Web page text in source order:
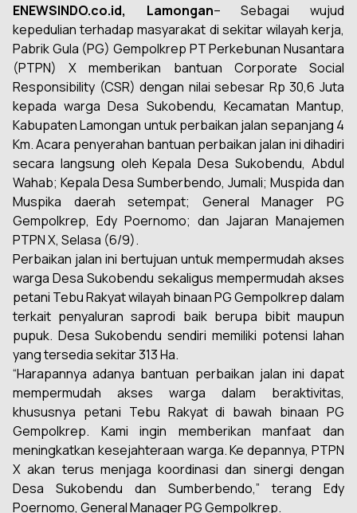
ENEWSINDO.co.id, Lamongan– Sebagai wujud
kepedulian terhadap masyarakat di sekitar wilayah kerja,
Pabrik Gula (PG) Gempolkrep PT Perkebunan Nusantara
(PTPN) X memberikan bantuan Corporate Social
Responsibility (CSR) dengan nilai sebesar Rp 30,6 Juta
kepada warga Desa Sukobendu, Kecamatan Mantup,
Kabupaten Lamongan untuk perbaikan jalan sepanjang 4
Km. Acara penyerahan bantuan perbaikan jalan ini dihadiri
secara langsung oleh Kepala Desa Sukobendu, Abdul
Wahab; Kepala Desa Sumberbendo, Jumali; Muspida dan
Muspika daerah setempat; General Manager PG
Gempolkrep, Edy Poernomo; dan Jajaran Manajemen
PTPN X, Selasa (6/9).
Perbaikan jalan ini bertujuan untuk mempermudah akses
warga Desa Sukobendu sekaligus mempermudah akses
petani Tebu Rakyat wilayah binaan PG Gempolkrep dalam
terkait penyaluran saprodi baik berupa bibit maupun
pupuk. Desa Sukobendu sendiri memiliki potensi lahan
yang tersedia sekitar 313 Ha.
“Harapannya adanya bantuan perbaikan jalan ini dapat
mempermudah akses warga dalam beraktivitas,
khususnya petani Tebu Rakyat di bawah binaan PG
Gempolkrep. Kami ingin memberikan manfaat dan
meningkatkan kesejahteraan warga. Ke depannya, PTPN
X akan terus menjaga koordinasi dan sinergi dengan
Desa Sukobendu dan Sumberbendo,” terang Edy
Poernomo, General Manager PG Gempolkrep.